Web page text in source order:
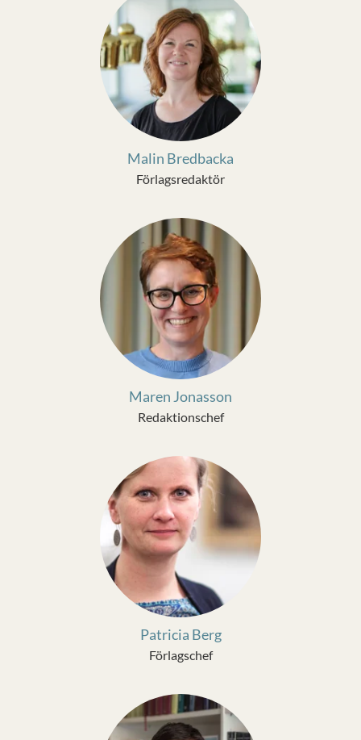
Malin Bredbacka
Förlagsredaktör
Maren Jonasson
Redaktionschef
Patricia Berg
Förlagschef